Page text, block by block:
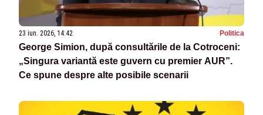
23 iun. 2026, 14:42 Politica
George Simion, după consultările de la Cotroceni:
„Singura variantă este guvern cu premier AUR”.
Ce spune despre alte posibile scenarii